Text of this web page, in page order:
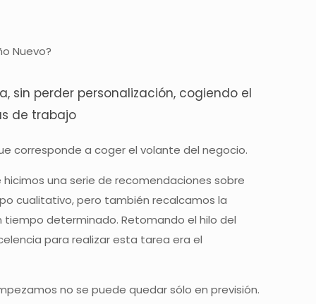
Nuevo?
sin perder personalización, cogiendo el
de trabajo
corresponde a coger el volante del negocio.
una serie de recomendaciones sobre
cualitativo, pero también recalcamos la
determinado. Retomando el hilo del
para realizar esta tarea era el
no se puede quedar sólo en previsión.